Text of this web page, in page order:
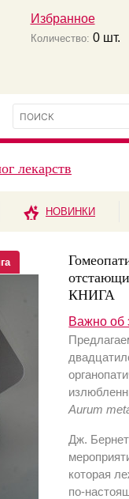
Избранное
Количество: 0шт.
лекарств
НОВИНКИ
КНИГА
Важно об
Aurum
Дж.
которая
по-